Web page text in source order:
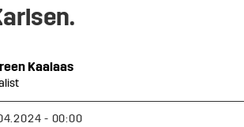
Kaalaas
- 00:00